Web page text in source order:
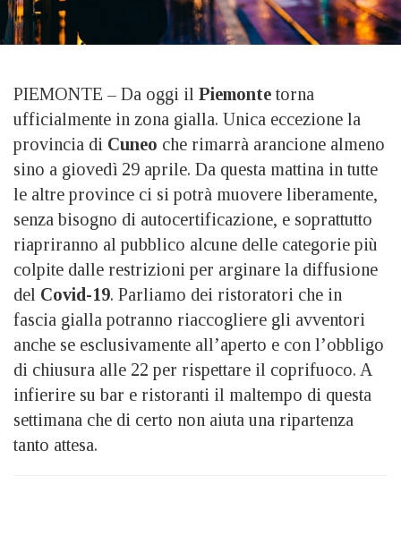
PIEMONTE – Da oggi il Piemonte torna
ufficialmente in zona gialla. Unica eccezione la
provincia di Cuneo che rimarrà arancione almeno
sino a giovedì 29 aprile. Da questa mattina in tutte
le altre province ci si potrà muovere liberamente,
senza bisogno di autocertificazione, e soprattutto
riapriranno al pubblico alcune delle categorie più
colpite dalle restrizioni per arginare la diffusione
del Covid-19. Parliamo dei ristoratori che in
fascia gialla potranno riaccogliere gli avventori
anche se esclusivamente all’aperto e con l’obbligo
di chiusura alle 22 per rispettare il coprifuoco. A
infierire su bar e ristoranti il maltempo di questa
settimana che di certo non aiuta una ripartenza
tanto attesa.